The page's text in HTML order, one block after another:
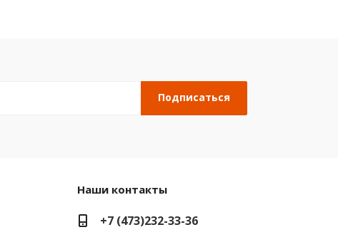
Наши контакты
+7 (473)232-33-36